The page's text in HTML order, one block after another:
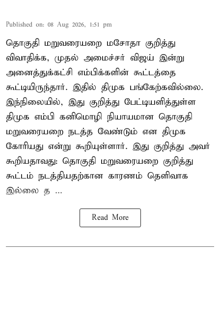
Published on: 08 Aug 2026, 1:51 pm
தொகுதி மறுவரையறை மசோதா குறித்து
விவாதிக்க, முதல் அமைச்சர் விஜய் இன்று
அனைத்துக்கட்சி எம்பிக்களின் கூட்டத்தை
கூட்டியிருந்தார். இதில் திமுக பங்கேற்கவில்லை.
இந்நிலையில், இது குறித்து பேட்டியளித்துள்ள
திமுக எம்பி கனிமொழி நியாயமான தொகுதி
மறுவரையறை நடத்த வேண்டும் என திமுக
கோரியது என்று கூறியுள்ளார். இது குறித்து அவர்
கூறியதாவது: தொகுதி மறுவரையறை குறித்து
கூட்டம் நடத்தியதற்கான காரணம் தெளிவாக
இல்லை த ...
Read More